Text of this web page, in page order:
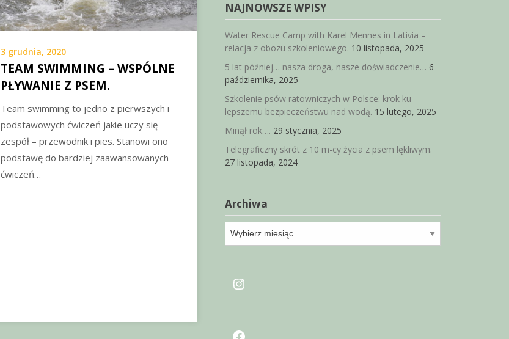
3 grudnia, 2020
TEAM SWIMMING – WSPÓLNE
PŁYWANIE Z PSEM.
Team swimming to jedno z pierwszych i
podstawowych ćwiczeń jakie uczy się
zespół – przewodnik i pies. Stanowi ono
podstawę do bardziej zaawansowanych
ćwiczeń…
NAJNOWSZE WPISY
Water Rescue Camp with Karel Mennes in Lativia –
relacja z obozu szkoleniowego. 10 listopada, 2025
5 lat później… nasza droga, nasze doświadczenie… 6
października, 2025
Szkolenie psów ratowniczych w Polsce: krok ku
lepszemu bezpieczeństwu nad wodą. 15 lutego, 2025
Minął rok…. 29 stycznia, 2025
Telegraficzny skrót z 10 m-cy życia z psem lękliwym.
27 listopada, 2024
Archiwa
Archiwa
Instagram